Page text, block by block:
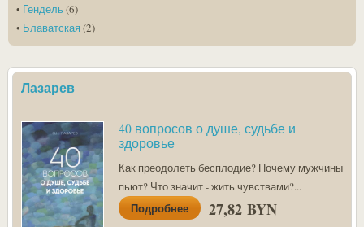
• Гендель(6)
• Блаватская(2)
Лазарев
40 вопросов о душе, судьбе и
здоровье
Как преодолеть бесплодие? Почему мужчины
пьют? Что значит - жить чувствами?...
Подробнее 27,82 BYN